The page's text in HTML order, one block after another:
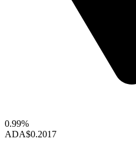
0.99%
ADA$0.2017